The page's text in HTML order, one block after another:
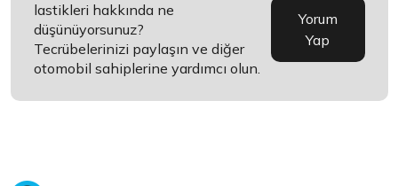
lastikleri hakkında ne
düşünüyorsunuz?
Tecrübelerinizi paylaşın ve diğer
otomobil sahiplerine yardımcı olun.
Yorum
Yap